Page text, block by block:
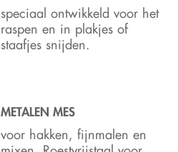
speciaal ontwikkeld voor het
raspen en in plakjes of
staafjes snijden.
METALEN MES
voor hakken, fijnmalen en
mixen. Roestvrijstaal voor